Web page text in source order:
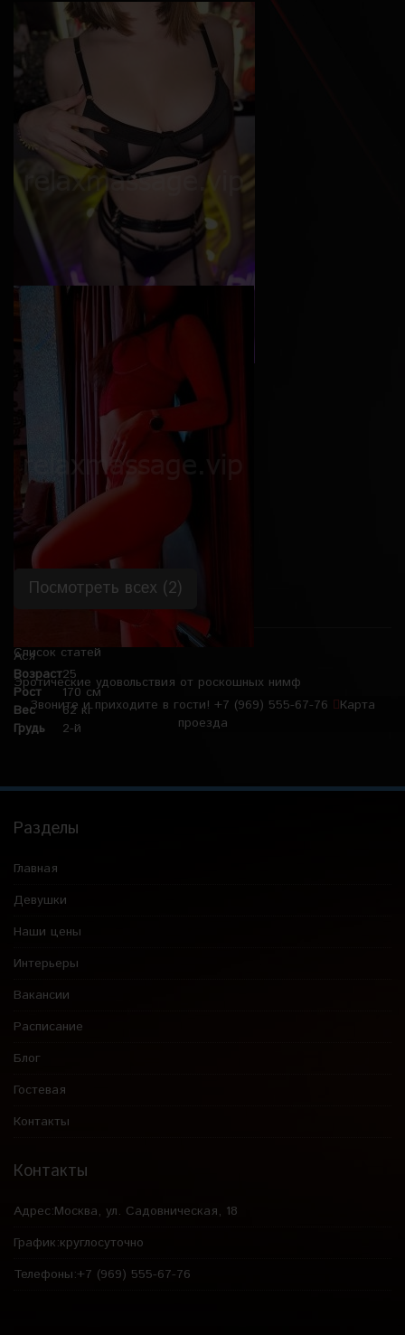
Ася
Возраст25
Рост
170 см
Вес
62 кг
Грудь
2-й
Посмотреть всех (2)
Список статей
Эротические удовольствия от роскошных нимф
Звоните и приходите в гости! +7 (969) 555-67-76
Карта
проезда
Разделы
Главная
Девушки
Наши цены
Интерьеры
Вакансии
Расписание
Блог
Гостевая
Контакты
Контакты
Адрес:Москва, ул. Садовническая, 18
График:круглосуточно
Телефоны:+7 (969) 555-67-76